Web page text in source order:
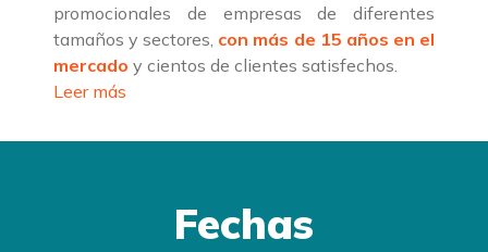
promocionales de empresas de diferentes
tamaños y sectores, con más de 15 años en el
mercado y cientos de clientes satisfechos.
Leer más
Fechas